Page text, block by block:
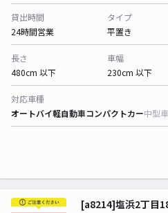
貸出時間
24時間営業
タイプ
平置き
長さ
480cm 以下
車幅
230cm 以下
対応車種
オートバイ軽自動車コンパクトカー中型車
[a8214]塩浜2丁目